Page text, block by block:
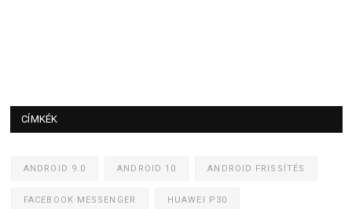
CÍMKÉK
ANDROID 9.0 ANDROID 10 ANDROID FRISSÍTÉS
FACEBOOK MESSENGER HUAWEI P30